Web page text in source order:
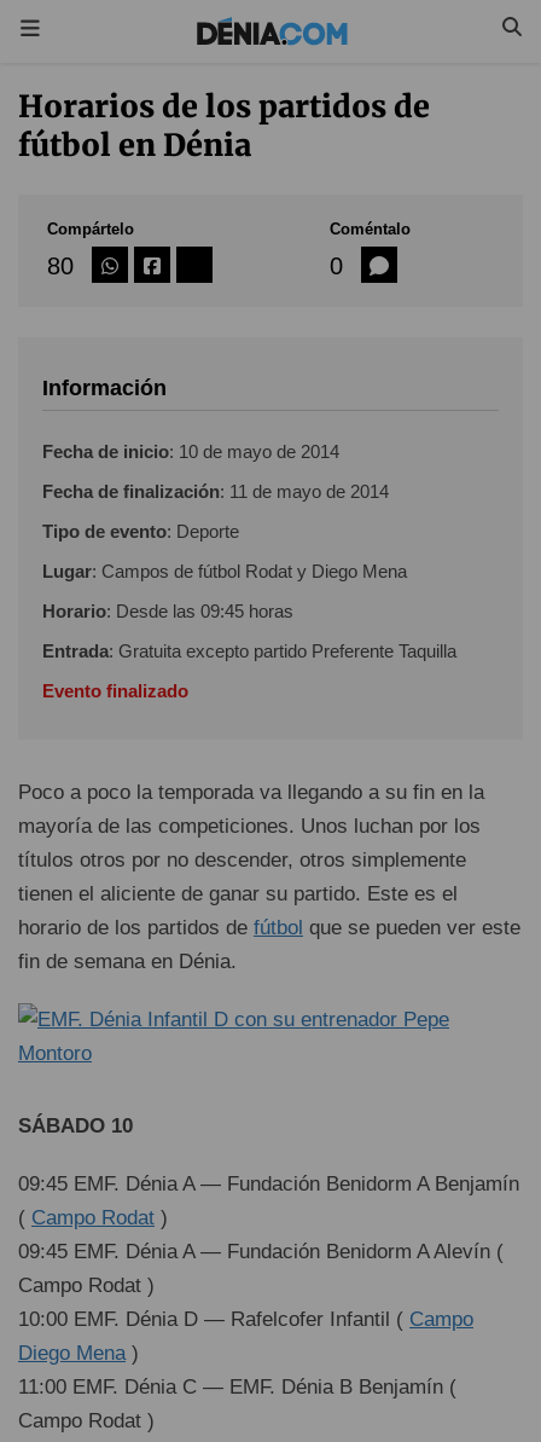
Horarios de los partidos de
fútbol en Dénia
Compártelo
80
Coméntalo
0
Información
Fecha de inicio: 10 de mayo de 2014
Fecha de finalización: 11 de mayo de 2014
Tipo de evento: Deporte
Lugar: Campos de fútbol Rodat y Diego Mena
Horario: Desde las 09:45 horas
Entrada: Gratuita excepto partido Preferente Taquilla
Evento finalizado
Poco a poco la temporada va llegando a su fin en la
mayoría de las competiciones. Unos luchan por los
títulos otros por no descender, otros simplemente
tienen el aliciente de ganar su partido. Este es el
horario de los partidos de fútbol que se pueden ver este
fin de semana en Dénia.
SÁBADO 10
09:45 EMF. Dénia A — Fundación Benidorm A Benjamín
( Campo Rodat )
09:45 EMF. Dénia A — Fundación Benidorm A Alevín (
Campo Rodat )
10:00 EMF. Dénia D — Rafelcofer Infantil ( Campo
Diego Mena)
11:00 EMF. Dénia C — EMF. Dénia B Benjamín (
Campo Rodat )